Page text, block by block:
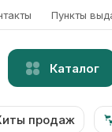
Пункты
Каталог
продаж